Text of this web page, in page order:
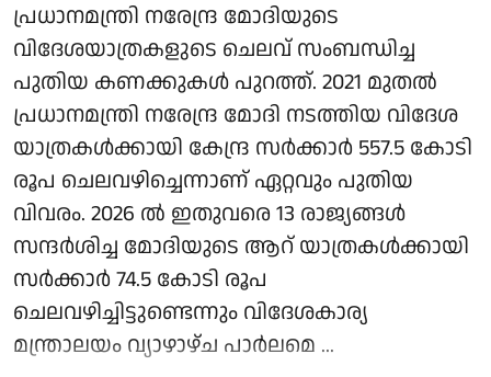
പ്രധാനമന്ത്രി നരേന്ദ്ര മോദിയുടെ
വിദേശയാത്രകളുടെ ചെലവ് സംബന്ധിച്ച
പുതിയ കണക്കുകള്‍ പുറത്ത്. 2021 മുതല്‍
പ്രധാനമന്ത്രി നരേന്ദ്ര മോദി നടത്തിയ വിദേശ
യാത്രകള്‍ക്കായി കേന്ദ്ര സര്‍ക്കാര്‍ 557.5 കോടി
രൂപ ചെലവഴിച്ചെന്നാണ് ഏറ്റവും പുതിയ
വിവരം. 2026 ല്‍ ഇതുവരെ 13 രാജ്യങ്ങള്‍
സന്ദര്‍ശിച്ച മോദിയുടെ ആറ് യാത്രകള്‍ക്കായി
സര്‍ക്കാര്‍ 74.5 കോടി രൂപ
ചെലവഴിച്ചിട്ടുണ്ടെന്നും വിദേശകാര്യ
മന്ത്രാലയം വ്യാഴാഴ്ച പാര്‍ലമെ ...